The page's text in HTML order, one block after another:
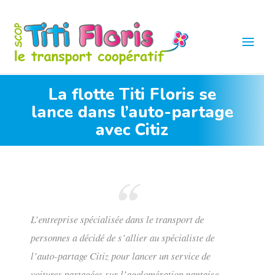
content
TITI
FLORISLa flotte Titi Floris se
lance dans l’auto-partage
avec Citiz
L’entreprise spécialisée dans le transport de
personnes a décidé de s’allier au spécialiste de
l’auto-partage Citiz pour lancer un service de